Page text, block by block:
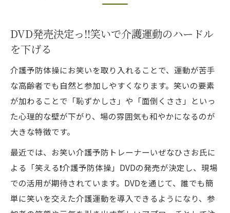
DVD発売決定っ‼️笑いで介護運動のハードル
を下げる
介護予防体操にお笑いを取り入れることで、運動が苦手
な高齢者でも自然と参加しやすくなります。笑いの要素
が加わることで「恥ずかしさ」や「面倒くささ」といっ
た心理的な壁が下がり、場の雰囲気も和やかになるのが
大きな特徴です。
最近では、お笑い介護予防トレーナーいぜなひさお氏に
よる「笑える❗️介護予防体操」DVDの発売が決定し、現場
での活用が期待されています。DVDを通じて、誰でも簡
単に笑いを交えた介護運動を導入できるようになり、参